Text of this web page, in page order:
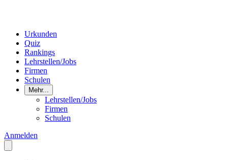
Urkunden
Quiz
Rankings
Lehrstellen/Jobs
Firmen
Schulen
Mehr...
Lehrstellen/Jobs
Firmen
Schulen
Anmelden